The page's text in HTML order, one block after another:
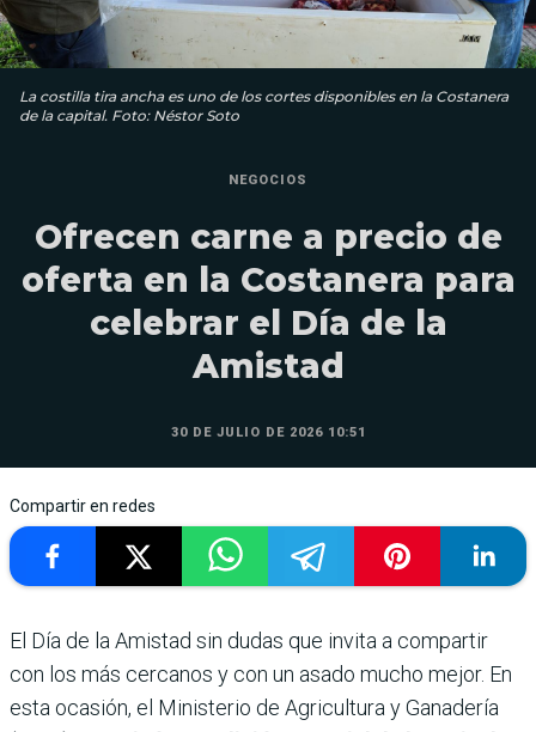
La costilla tira ancha es uno de los cortes disponibles en la Costanera
de la capital. Foto: Néstor Soto
NEGOCIOS
Ofrecen carne a precio de
oferta en la Costanera para
celebrar el Día de la
Amistad
30 DE JULIO DE 2026 10:51
Compartir en redes
El Día de la Amistad sin dudas que invita a compartir
con los más cercanos y con un asado mucho mejor. En
esta ocasión, el Ministerio de Agricultura y Ganadería